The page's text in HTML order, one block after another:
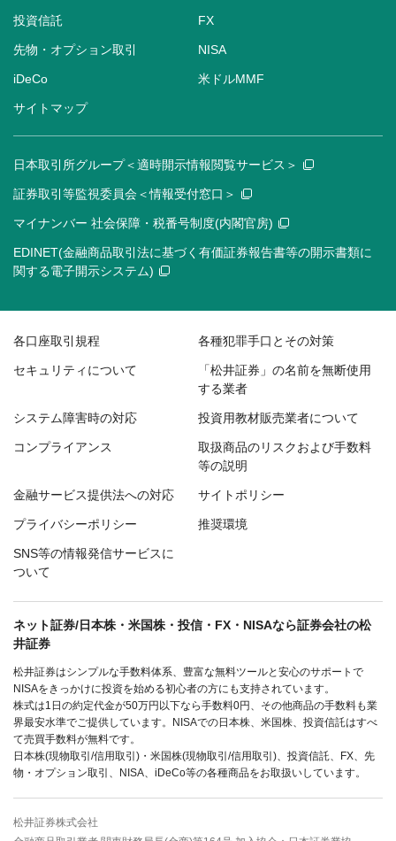
投資信託 FX
先物・オプション取引 NISA
iDeCo 米ドルMMF
サイトマップ
日本取引所グループ＜適時開示情報閲覧サービス＞
証券取引等監視委員会＜情報受付窓口＞
マイナンバー 社会保障・税番号制度(内閣官房)
EDINET(金融商品取引法に基づく有価証券報告書等の開示書類に
関する電子開示システム)
各口座取引規程 各種犯罪手口とその対策
セキュリティについて
「松井証券」の名前を無断使用
する業者
システム障害時の対応 投資用教材販売業者について
コンプライアンス
取扱商品のリスクおよび手数料
等の説明
金融サービス提供法への対応 サイトポリシー
プライバシーポリシー 推奨環境
SNS等の情報発信サービスに
ついて
ネット証券/日本株・米国株・投信・FX・NISAなら証券会社の松
井証券
松井証券はシンプルな手数料体系、豊富な無料ツールと安心のサポートで
NISAをきっかけに投資を始める初心者の方にも支持されています。
株式は1日の約定代金が50万円以下なら手数料0円、その他商品の手数料も業
界最安水準でご提供しています。NISAでの日本株、米国株、投資信託はすべ
て売買手数料が無料です。
日本株(現物取引/信用取引)・米国株(現物取引/信用取引)、投資信託、FX、先
物・オプション取引、NISA、iDeCo等の各種商品をお取扱いしています。
松井証券株式会社